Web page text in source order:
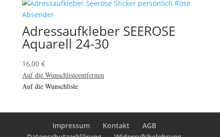
Adressaufkleber SEEROSE
Aquarell 24-30
16,00 €
Auf die Wunschlisteentfernen
Auf die Wunschliste
Impressum Kontakt
AGB